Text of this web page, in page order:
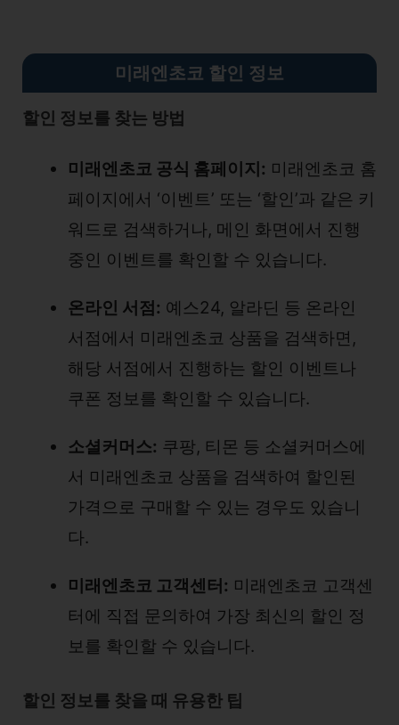
미래엔초코 할인 정보
할인 정보를 찾는 방법
미래엔초코 공식 홈페이지: 미래엔초코 홈
페이지에서 ‘이벤트’ 또는 ‘할인’과 같은 키
워드로 검색하거나, 메인 화면에서 진행
중인 이벤트를 확인할 수 있습니다.
온라인 서점: 예스24, 알라딘 등 온라인
서점에서 미래엔초코 상품을 검색하면,
해당 서점에서 진행하는 할인 이벤트나
쿠폰 정보를 확인할 수 있습니다.
소셜커머스: 쿠팡, 티몬 등 소셜커머스에
서 미래엔초코 상품을 검색하여 할인된
가격으로 구매할 수 있는 경우도 있습니
다.
미래엔초코 고객센터: 미래엔초코 고객센
터에 직접 문의하여 가장 최신의 할인 정
보를 확인할 수 있습니다.
할인 정보를 찾을 때 유용한 팁